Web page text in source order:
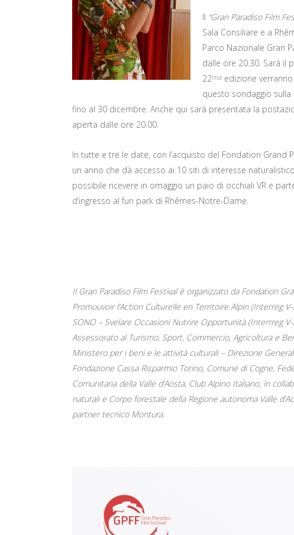
Il “Gran Paradiso Film
Sala Consiliare e a
Parco Nazionale Gran
dalle ore 20.30. Sarà il
22ma edizione
questo sondaggio sulla
fino al 30 dicembre. Anche qui sarà presentata la
aperta dalle ore 20.00.
In tutte e tre le date, con l’acquisto del Fondation Grand
un anno che dà accesso ai 10 siti di interesse
possibile ricevere in omaggio un paio di occhiali VR e
d’ingresso al fun park di Rhêmes-Notre-Dame.
Il Gran Paradiso Film Festival è organizzato da Fondation
Promouvoir l’Action Culturelle en Territoire Alpin (Interreg
SONO – Svelare Occasioni Nutrire Opportunità (Interrreg
Assessorato al Turismo, Sport, Commercio, Agricoltura e
Ministero per i beni e le attività culturali – Direzione
Fondazione Cassa Risparmio Torino, Comune di Cogne,
Comunitaria della Valle d’Aosta, Club Alpino Italiano, in
naturali e Corpo forestale della Regione autonoma Valle
partner tecnico Montura.